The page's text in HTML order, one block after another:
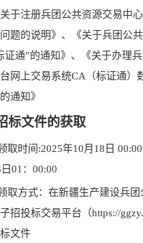
于注册兵团公共资源交易中
题的说明》、《关于兵团公
证通”的通知》、《关于办理
网上交易系统CA（标证通）
通知》
标文件的获取
取时间:2025年10月 18 日
日01：00:00
取方式：在新疆生产建设兵
招投标交易平台（https://
文件